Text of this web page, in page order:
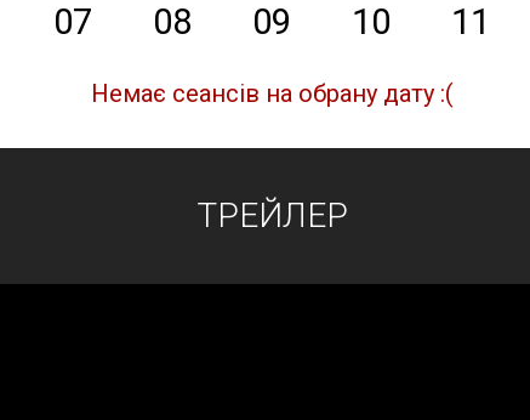
07 08 09 10 11
Немає сеансів на обрану дату :(
ТРЕЙЛЕР